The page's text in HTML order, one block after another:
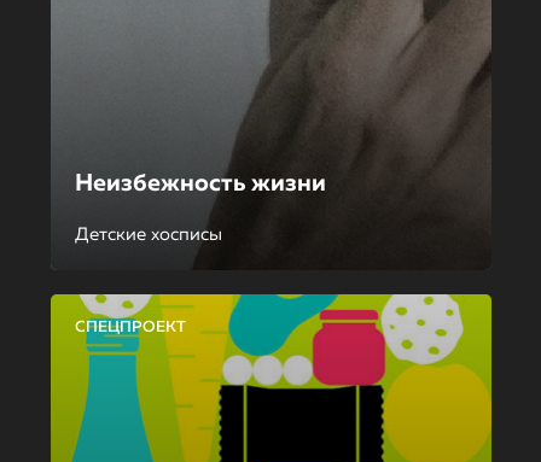
Неизбежность жизни
Детские хосписы
СПЕЦПРОЕКТ